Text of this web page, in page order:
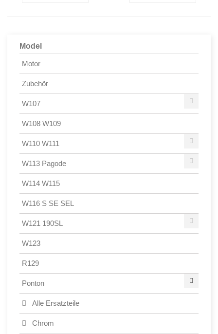
Model
Motor
Zubehör
W107
W108 W109
W110 W111
W113 Pagode
W114 W115
W116 S SE SEL
W121 190SL
W123
R129
Ponton
Alle Ersatzteile
Chrom